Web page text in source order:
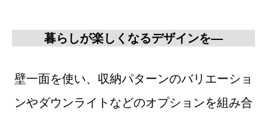
暮らしが楽しくなるデザインを―
壁一面を使い、収納パターンのバリエーショ
ンやダウンライトなどのオプションを組み合